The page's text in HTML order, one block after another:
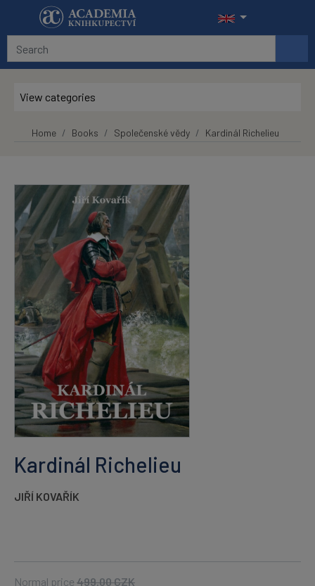
Skip to main content
View categories
Home Books Společenské vědy Kardinál Richelieu
Kardinál Richelieu
JIŘÍ KOVAŘÍK
Normal price 499.00CZK